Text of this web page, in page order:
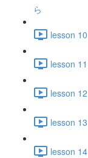
ら
lesson
lesson
lesson
lesson
lesson